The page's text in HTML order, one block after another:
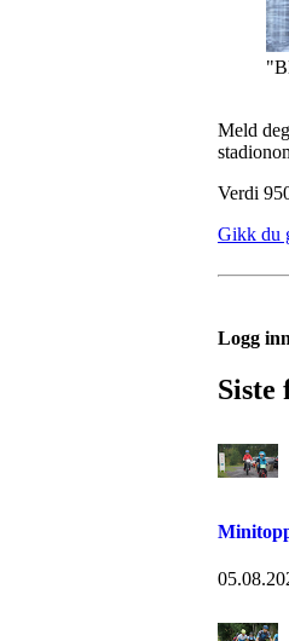
Meld
Verdi
Gikk du
Logg
Siste